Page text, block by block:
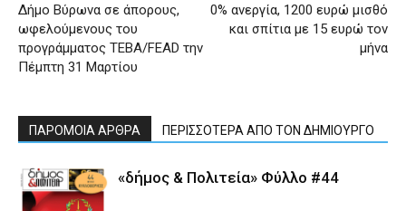
Δήμο Βύρωνα σε άπορους,
ωφελούμενους του
προγράμματος ΤΕΒΑ/FEAD την
Πέμπτη 31 Μαρτίου
0% ανεργία, 1200 ευρώ μισθό
και σπίτια με 15 ευρώ τον
μήνα
ΠΑΡΟΜΟΙΑ ΑΡΘΡΑ ΠΕΡΙΣΣΟΤΕΡΑ ΑΠΟ ΤΟΝ ΔΗΜΙΟΥΡΓΟ
«δήμος & Πολιτεία» Φύλλο #44